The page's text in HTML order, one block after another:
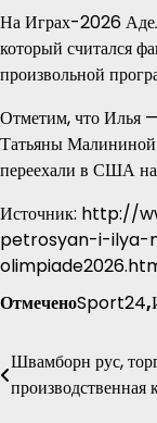
На Играх-2026
который считался
произвольной
Отметим, что Илья
Татьяны Малининой
переехали в США на
Источник: http://
petrosyan-i-ilya-
ОтмеченоSport24,
Навигация
по
Швамборн рус,
производственная